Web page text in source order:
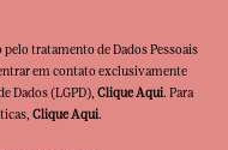
pelo tratamento de Dados Pessoais
em contato exclusivamente
Dados (LGPD), Clique Aqui. Para
Clique Aqui.